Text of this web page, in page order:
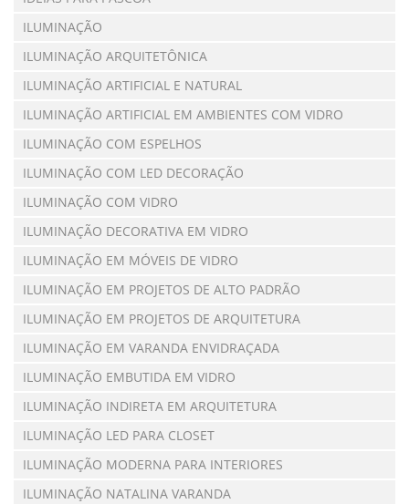
ILUMINAÇÃO
ILUMINAÇÃO ARQUITETÔNICA
ILUMINAÇÃO ARTIFICIAL E NATURAL
ILUMINAÇÃO ARTIFICIAL EM AMBIENTES COM VIDRO
ILUMINAÇÃO COM ESPELHOS
ILUMINAÇÃO COM LED DECORAÇÃO
ILUMINAÇÃO COM VIDRO
ILUMINAÇÃO DECORATIVA EM VIDRO
ILUMINAÇÃO EM MÓVEIS DE VIDRO
ILUMINAÇÃO EM PROJETOS DE ALTO PADRÃO
ILUMINAÇÃO EM PROJETOS DE ARQUITETURA
ILUMINAÇÃO EM VARANDA ENVIDRAÇADA
ILUMINAÇÃO EMBUTIDA EM VIDRO
ILUMINAÇÃO INDIRETA EM ARQUITETURA
ILUMINAÇÃO LED PARA CLOSET
ILUMINAÇÃO MODERNA PARA INTERIORES
ILUMINAÇÃO NATALINA VARANDA